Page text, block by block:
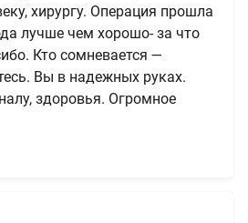
хирургу. Операция прошла
лучше чем хорошо- за что
Кто сомневается —
Вы в надежных руках.
здоровья. Огромное